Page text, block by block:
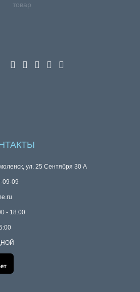
товар
ул. 25 Сентября 30 А
09-09
- 18:00